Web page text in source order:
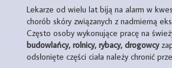
Lekarze od wielu lat biją na alarm w
chorób skóry związanych z nadmierną
Często osoby wykonujące pracę na
budowlańcy, rolnicy, rybacy, drogowcy
odsłonięte części ciała należy chronić